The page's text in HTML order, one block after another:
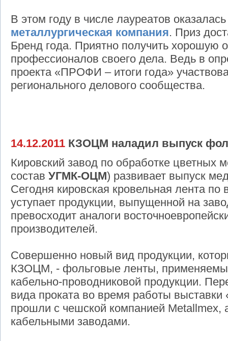
В этом году в числе лауреатов
металлургическая компания. Приз
Бренд года. Приятно получить хорошую
профессионалов своего дела. Ведь в
проекта «ПРОФИ – итоги года»
регионального делового сообщества.
14.12.2011 КЗОЦМ наладил выпуск
Кировский завод по обработке
состав УГМК-ОЦМ) развивает выпуск
Сегодня кировская кровельная лента
уступает продукции, выпущенной на
превосходит аналоги
производителей.
Совершенно новый вид продукции,
КЗОЦМ, - фольговые ленты,
кабельно-проводниковой продукции.
вида проката во время работы
прошли с чешской компанией Metallmex,
кабельными заводами.